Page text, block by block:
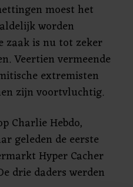
moest het
worden
zaak is nu tot zeker
Veertien vermeende
extremisten
zijn voortvluchtig.
Charlie Hebdo,
geleden de eerste
Hyper Cacher
drie daders werden